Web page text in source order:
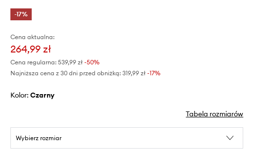
-17%
Cena aktualna:
264,99 zł
Cena regularna: 539,99 zł-50%
Najniższa cena z 30 dni przed obniżką: 319,99 zł -17%
Kolor: czarny
Tabela rozmiarów
Wybierz rozmiar